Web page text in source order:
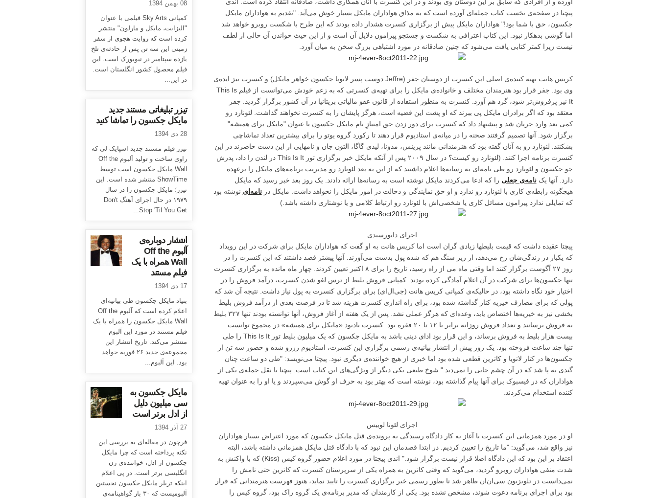
پیچتا در صفحه‌ی نخست کتاب جمله‌ای آورده است که به مذاق هواداران مایکل بسیار خوش می‌آید: "تقدیم به هواداران مایکل
جکسون، حق با شما بود!" هواداران مایکل پیش از برگزاری کنسرت هشدار داده بودند که این طرح با شکست روبرو خواهد شد
اما گوشی بدهکار نبود. این کتاب اعترافی به شکست و جستجو پیرامون دلایل آن است و از این حیث خواندن آن خالی از لطف
نیست زیرا کمتر کتابی یافت می‌شود که چنین صادقانه در مورد اشتباهی بزرگ سخن به میان آورد.
کریس هانت تهیه کننده‌ی اصلی این کنسرت از دوستان جفر (Jeffre دوست پسر لاتویا جکسون خواهر مایکل) و کنسرت نیز ایده‌ی
وی بود. جفر قرار بود هنرمندان مختلف و خانواده‌ی مایکل را برای تهیه‌ی کنسرتی که به زعم خودش می‌توانست از فیلم This Is
It نیز پرفروش‌تر شود، گرد هم آورد. کنسرت به منظور استفاده از قانون عفو مالیاتی بریتانیا در آن کشور برگزار گردید. جفر
معتقد بود که اگر برادران مایکل پی ببرند که او پشت این قضیه است، هرگز پایشان را به کنسرت نخواهند گذاشت. لئونارد رو
کمی بعد وارد جریان شد و پیشنهاد داد که کنسرت برای دور زدن حق امتیازِ نام مایکل جکسون با عنوان "مایکل برای همیشه"
برگزار شود. آنها تصمیم گرفتند صحنه را در میانه‌ی استادیوم قرار دهند تا رکورد گروه یوتو را برای بیشترین تعداد تماشاچی
بشکنند. لئونارد رو به آنان گفته بود که هنرمندانی مانند پرینس، مدونا، لیدی گاگا، التون جان و نامهایی از این دست حاضرند در این
کنسرت برنامه اجرا کنند. (لئونارد رو کیست؟ در سال ۲۰۰۹ پس از آنکه مایکل خبر برگزاری تور This Is It در لندن را داد، پدرش
جو جکسون و لئونارد رو طی نامه‌ای به رسانه‌ها اعلام داشتند که از این به بعد لئونارد رو مدیریت برنامه‌های مایکل را برعهده
دارد. آنها یکنامه‌ی جعلی را که ادعا می‌کردند مایکل نوشته است به رسانه‌ها ارائه دادند. یک روز بعد خبر رسید که مایکل
هیچگونه رابطه‌ی کاری با لئونارد رو ندارد و او حق نمایندگی و دخالت در امور مایکل را نخواهد داشت. مایکل درنامه‌ای نوشته بود
که تمایلی ندارد پیرامون مسائل کاری یا شخصی‌اش با لئونارد رو ارتباط کلامی و یا نوشتاری داشته باشد.)
اجرای دایورسیدی
پیچتا عقیده داشت که قیمت بلیطها زیادی گران است اما کریس هانت به او گفت که هواداران مایکل برای شرکت در این رویداد
که یکبار در زندگی‌شان رخ می‌دهد، از زیر سنگ هم که شده پول بدست می‌آورند. آنها پیشتر قصد داشتند که این کنسرت را در
روز ۲۷ آگوست برگزار کنند اما وقتی ماه می از راه رسید، تاریخ را برای ۸ اکتبر تعیین کردند. چهار ماه مانده به برگزاری کنسرت
تنها جکسون‌ها برای شرکت در آن اعلام آمادگی کرده بودند. کمپانی فروش بلیط از ترس لغو شدن کنسرت، درآمد فروش را در
اختیار خود نگاه داشته بود، در حالیکه‌ی کمپانی کریس هانت (جی‌ال‌ای) برای برگزاری کنسرت به پول نیاز داشت. نتیجه آن شد که
پولی که برای مصارف خیریه کنار گذاشته شده بود، برای راه اندازی کنسرت هزینه شد تا در فرصت بعدی از درآمد فروش بلیط
بخشی نیز به خیریه‌ها اختصاص یابد، وعده‌ای که هرگز عملی نشد. پس از یک هفته از آغاز فروش، آنها توانسته بودند تنها ۳۲۷ بلیط
به فروش برسانند و تعداد فروش روزانه‌ برابر با ۱۲ تا ۲۰ فقره بود. کنسرت یادبود «مایکل برای همیشه» در مجموع توانست
بیست هزار بلیط به فروش برساند، و این قرار بود ادای دینی باشد به مایکل جکسون که یک میلیون بلیط تور This Is It را طی
تنها چند ساعت فروخته بود. یک روز پیش از انتشار بیانیه‌ی رسمی برگزاری این کنسرت، استادیوم رزرو شده و حضور سه تن از
جکسون‌ها در کنار لاتویا و کاترین قطعی شده بود اما خبری از هیچ خواننده‌ی دیگری نبود. پیچتا می‌نویسد: "طی دو ساعت چنان
گندی به پا شد که در آن چشم جایی را نمی‌دید." شوخ طبعی یکی دیگر از ویژگی‌های این کتاب است. پیچتا با نقل جمله‌ی یکی از
هواداران که در فیسبوک برای آنها پیام گذاشته بود، نوشته است که بهتر بود به حرف او گوش می‌سپردند و یا او را به عنوان تهیه
کننده استخدام می‌کردند.
اجرای لئونا لوییس
او در مورد همزمانی این کنسرت با آغاز به کار دادگاه رسیدگی به پرونده‌ی قتل مایکل جکسون که مورد اعتراض بسیار هواداران
نیز واقع شد، می‌گوید: "ما تاریخ را تعیین کردیم. در ابتدا قصدمان این نبود که با دادگاه قتل مایکل همزمانی داشته باشد، البته
اعتقاد بر این بود که این دادگاه اصلا قرار نیست برگزار شود." اندی پیچتا در مورد اعلام حضور گروه کیس (Kiss) که با واکنش به
شدت منفی هواداران روبرو گردید، می‌گوید که وقتی کاترین به همراه یکی از سرپرستان کنسرت که کاترین حتی نامش را
نمی‌دانست در تلویزیون سی‌ان‌ان ظاهر شد تا بطور رسمی خبر برگزاری کنسرت را تایید نماید، هنوز فهرست هنرمندانی که قرار
بود برای اجرای برنامه دعوت شوند، مشخص نشده بود. یکی از کارمندان که مدیر برنامه‌ی یک گروه راک بود، گروه کیس را
08 بهمن 1394
کمپانی Sky Arts فیلمی با عنوان
"الیزابت، مایکل و مارلون" منتشر
کرده است که روایت هجوی از سفر
زمینی این سه تن پس از حادثه‌ی تلخ
یازده سپتامبر در نیویورک است. این
فیلم محصول کشور انگلستان است.
در این...
تیزر تبلیغاتی مستند جدید
مایکل جکسون را تماشا کنید
28 دی 1394
تیزر فیلم مستند جدید اسپایک لی که
راوی ساخت و تولید آلبوم Off the
Wall مایکل جکسون است توسط
ShowTime منتشر شده است. این
تیزر؛ مایکل جکسون را در سال
۱۹۷۹ در حال اجرای آهنگ Don't
Stop 'Til You Get...
انتشار دوباره‌ی
آلبوم Off the
Wall همراه با یک
فیلم مستند
17 دی 1394
بنیاد مایکل جکسون طی بیانیه‌ای
اعلام کرده است که آلبوم Off the
Wall مایکل جکسون را همراه با یک
فیلم مستند در مورد این آلبوم
منتشر می‌کند. تاریخ انتشار این
مجموعه‌ی جدید ۲۶ فوریه خواهد
بود. این آلبوم...
مایکل جکسون به
سی میلیون دلیل
از ادل برتر است
27 آذر 1394
فرچون در مقاله‌ای به بررسی این
نکته پرداخته است که چرا مایکل
جکسون از ادل، خواننده‌ی زن
انگلیسی برتر است. در پی اعلام
اینکه تریلر مایکل جکسون نخستین
آلبومیست که ۳۰ بار گواهینامه‌ی